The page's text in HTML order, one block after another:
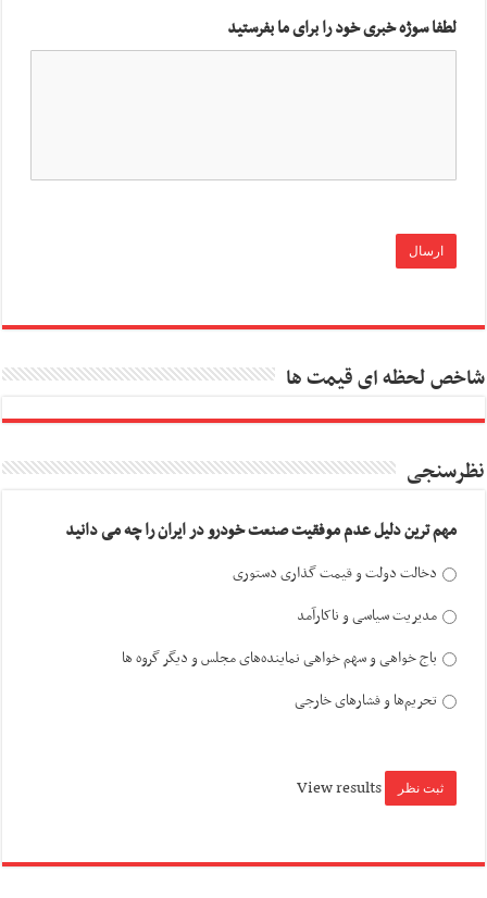
لطفا سوژه خبری خود را برای ما بفرستید
شاخص لحظه ای قیمت ها
نظرسنجی
مهم ترین دلیل عدم موفقیت صنعت خودرو در ایران را چه می دانید
دخالت دولت و قیمت گذاری دستوری
مدیریت سیاسی و ناکارآمد
باج خواهی و سهم خواهی نماینده‌های مجلس و دیگر گروه ها
تحریم‌ها و فشارهای خارجی
View results